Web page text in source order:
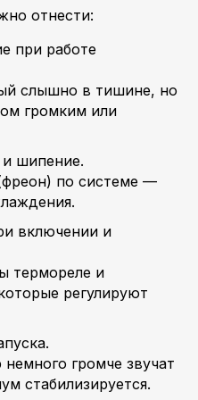
отнести:
при работе
слышно в тишине, но
громким или
и шипение.
по системе —
включении и
термореле и
регулируют
громче звучат
стабилизируется.